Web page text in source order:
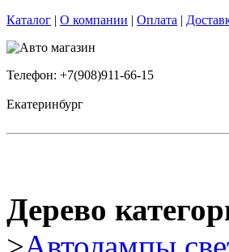
Каталог | О компании | Оплата |
Телефон: +7(908)911-66-15
Екатеринбург
Дерево